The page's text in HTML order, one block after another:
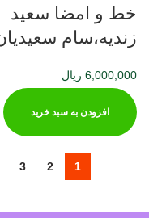
خط و امضا سعید
زندیه،سام
6,000,000 ریال
افزودن به سبد خرید
1
2
3